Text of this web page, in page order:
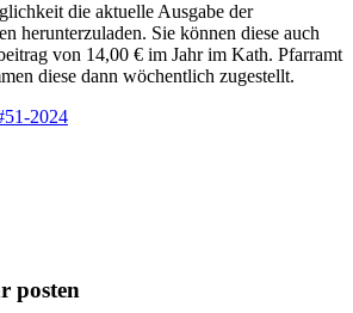
die aktuelle Ausgabe der
herunterzuladen. Sie können diese auch
von 14,00 € im Jahr im Kath. Pfarramt
diese dann wöchentlich zugestellt.
2024
posten